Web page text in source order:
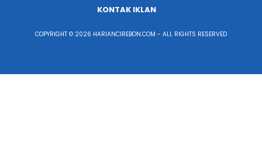
KONTAK IKLAN
COPYRIGHT © 2026 HARIANCIREBON.COM - ALL RIGHTS RESERVED